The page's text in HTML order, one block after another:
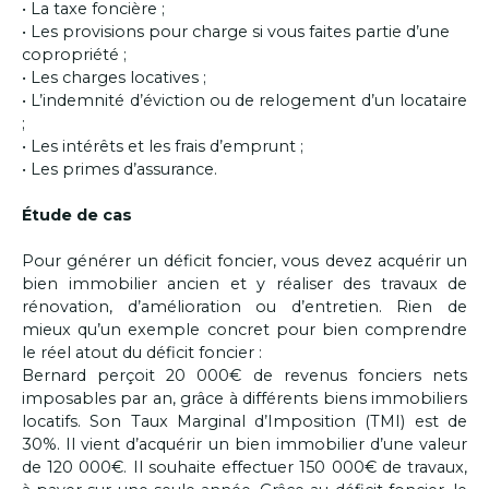
• La taxe foncière ;
• Les provisions pour charge si vous faites partie d’une
copropriété ;
• Les charges locatives ;
• L’indemnité d’éviction ou de relogement d’un locataire
;
• Les intérêts et les frais d’emprunt ;
• Les primes d’assurance.
Étude de cas
Pour générer un déficit foncier, vous devez acquérir un
bien immobilier ancien et y réaliser des travaux de
rénovation, d’amélioration ou d’entretien. Rien de
mieux qu’un exemple concret pour bien comprendre
le réel atout du déficit foncier :
Bernard perçoit 20 000€ de revenus fonciers nets
imposables par an, grâce à différents biens immobiliers
locatifs. Son Taux Marginal d’Imposition (TMI) est de
30%. Il vient d’acquérir un bien immobilier d’une valeur
de 120 000€. Il souhaite effectuer 150 000€ de travaux,